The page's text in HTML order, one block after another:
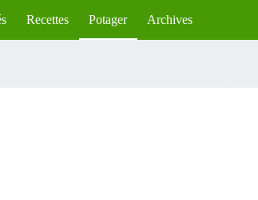
Recettes Potager Archives